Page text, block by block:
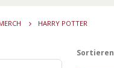
HARRY POTTER